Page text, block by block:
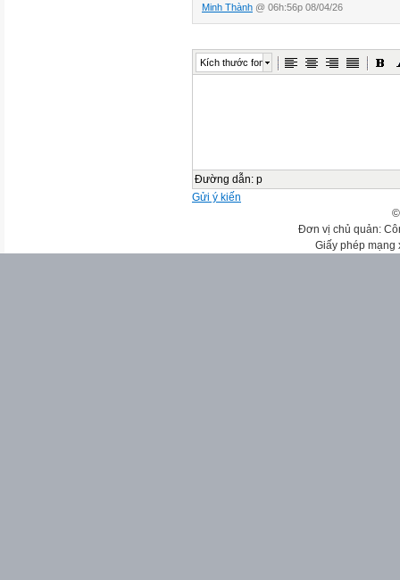
Minh Thành @ 06h:56p 08/04/26
Kích thước font
Đường dẫn: p
Gửi ý kiến
Đơn vị chủ quản:
Giấy phép mạng